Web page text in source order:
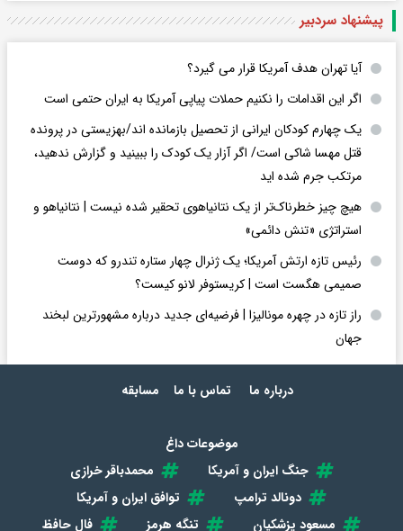
پیشنهاد سردبیر
آیا تهران هدف آمریکا قرار می گیرد؟
اگر این اقدامات را نکنیم حملات پیاپی آمریکا به ایران حتمی است
یک چهارم کودکان ایرانی از تحصیل بازمانده اند/بهزیستی در پرونده
قتل مهسا شاکی است/ اگر آزار یک کودک را ببینید و گزارش ندهید،
مرتکب جرم شده اید
هیچ چیز خطرناک‌تر از یک نتانیاهوی تحقیر شده نیست | نتانیاهو و
استراتژی «تنش دائمی»
رئیس تازه ارتش آمریکا؛ یک ژنرال چهار ستاره تندرو که دوست
صمیمی هگست است | کریستوفر لانو کیست؟
راز تازه در چهره مونالیزا | فرضیه‌ای جدید درباره مشهورترین لبخند
جهان
درباره ما تماس با ما مسابقه
موضوعات داغ
جنگ ایران و آمریکا
محمدباقر خرازی
دونالد ترامپ
توافق ایران و آمریکا
مسعود پزشکیان
تنگه هرمز فال حافظ